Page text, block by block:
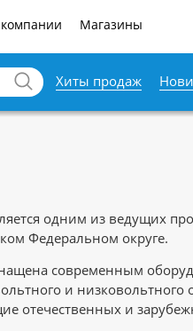
Магазины
Хиты продаж
одним из ведущих
Федеральном округе.
современным
и
отечественных и